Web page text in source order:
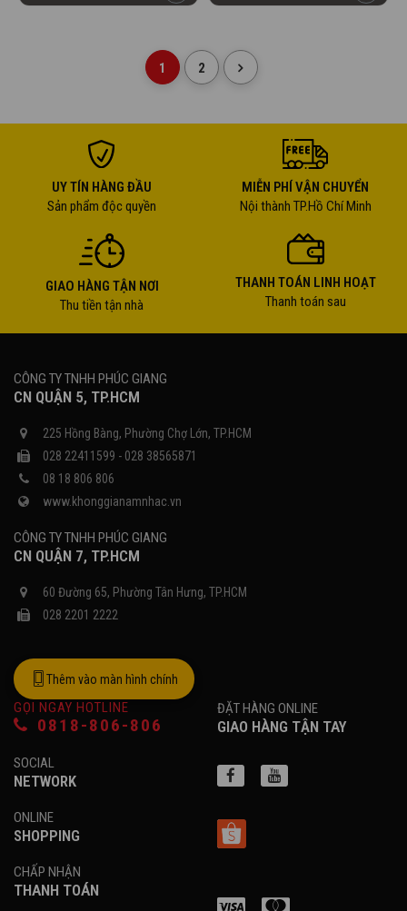
1 2
UY TÍN HÀNG ĐẦU
Sản phẩm độc quyền
MIỄN PHÍ VẬN CHUYỂN
Nội thành TP.Hồ Chí Minh
GIAO HÀNG TẬN NƠI
Thu tiền tận nhà
THANH TOÁN LINH HOẠT
Thanh toán sau
CÔNG TY TNHH PHÚC GIANG
CN QUẬN 5, TP.HCM
225 Hồng Bàng, Phường Chợ Lớn, TP.HCM
028 22411599 - 028 38565871
08 18 806 806
www.khonggianamnhac.vn
CÔNG TY TNHH PHÚC GIANG
CN QUẬN 7, TP.HCM
60 Đường 65, Phường Tân Hưng, TP.HCM
028 2201 2222
Thêm vào màn hình chính
GỌI NGAY HOTLINE
0818-806-806
ĐẶT HÀNG ONLINE
GIAO HÀNG TẬN TAY
SOCIAL
NETWORK
ONLINE
SHOPPING
CHẤP NHẬN
THANH TOÁN